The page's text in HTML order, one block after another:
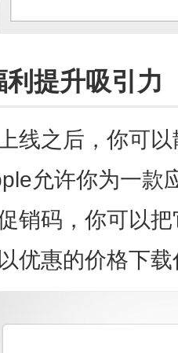
利提升吸引力
线之后，你可
允许你为一款
销码，你可以
优惠的价格下